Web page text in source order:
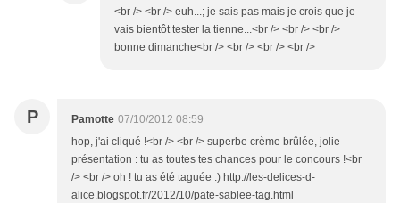
<br /> <br /> euh...; je sais pas mais je crois que je
vais bientôt tester la tienne...<br /> <br /> <br />
bonne dimanche<br /> <br /> <br /> <br />
P Pamotte 07/10/2012 08:59
hop, j'ai cliqué !<br /> <br /> superbe crème brûlée, jolie
présentation : tu as toutes tes chances pour le concours !<br
/> <br /> oh ! tu as été taguée :) http://les-delices-d-
alice.blogspot.fr/2012/10/pate-sablee-tag.html